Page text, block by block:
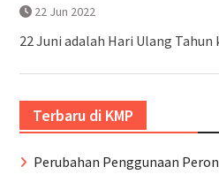
22 Jun 2022
22 Juni adalah Hari Ulang Tahun
Terbaru di KMP
Perubahan Penggunaan